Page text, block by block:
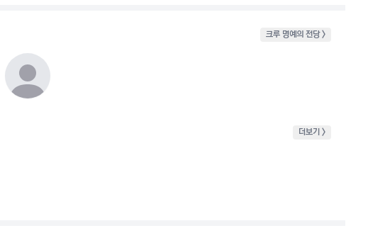
크루 명예의 전당 >
더보기 >